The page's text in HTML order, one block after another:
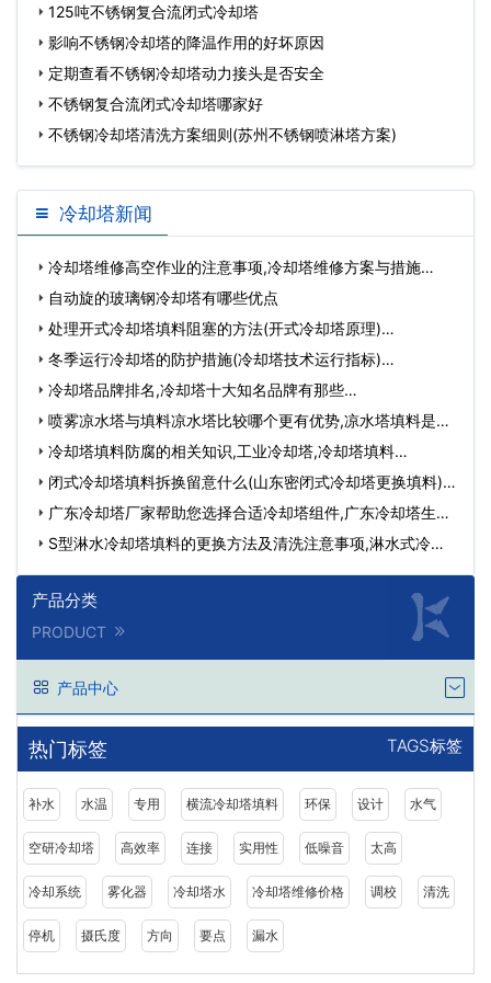
璃 125吨不锈钢复合流闭式冷却塔
影响不锈钢冷却塔的降温作用的好坏原因
定期查看不锈钢冷却塔动力接头是否安全
不锈钢复合流闭式冷却塔哪家好
不锈钢冷却塔清洗方案细则(苏州不锈钢喷淋塔方案)
冷却塔新闻
冷却塔维修高空作业的注意事项,冷却塔维修方案与措施…
自动旋的玻璃钢冷却塔有哪些优点
处理开式冷却塔填料阻塞的方法(开式冷却塔原理)…
冬季运行冷却塔的防护措施(冷却塔技术运行指标)…
冷却塔品牌排名,冷却塔十大知名品牌有那些…
喷雾凉水塔与填料凉水塔比较哪个更有优势,凉水塔填料是什
么…冷却塔填料防腐的相关知识,工业冷却塔,冷却塔填料…
闭式冷却塔填料拆换留意什么(山东密闭式冷却塔更换填料)…
广东冷却塔厂家帮助您选择合适冷却塔组件,广东冷却塔生产
厂…S型淋水冷却塔填料的更换方法及清洗注意事项,淋水式冷却
塔…
产品分类
PRODUCT
产品中心
热门标签 TAGS标签
补水 水温 专用 横流冷却塔填料 环保 设计 水气
空研冷却塔 高效率 连接 实用性 低噪音 太高
冷却系统 雾化器 冷却塔水 冷却塔维修价格 调校 清洗
停机 摄氏度 方向 要点 漏水